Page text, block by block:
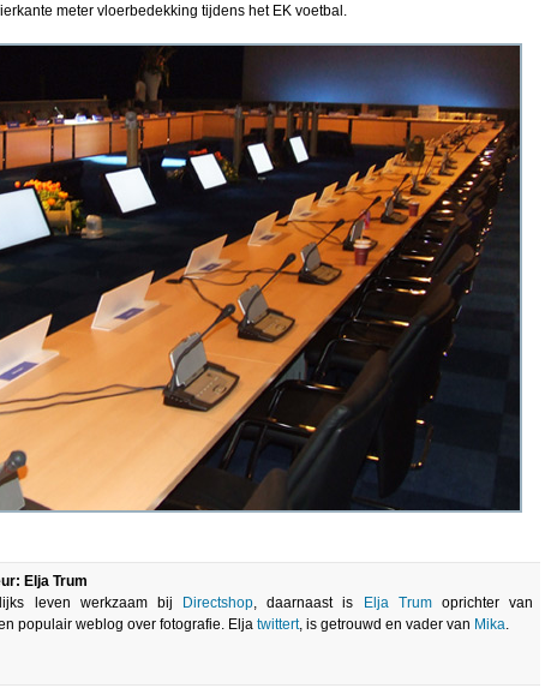
meter vloerbedekking tijdens het EK voetbal.
Elja Trum
leven werkzaam bij
Directshop, daarnaast is Elja Trumoprichter van
populair weblog over fotografie. Elja twittert, is getrouwd en vader van Mika.